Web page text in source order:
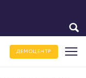
ДЕМОЦЕНТР